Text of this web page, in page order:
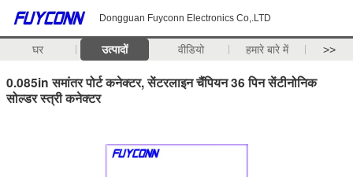
Dongguan Fuyconn Electronics Co,.LTD
घर उत्पादों वीडियो हमारे बारे में >>
0.085in समांतर पोर्ट कनेक्टर, सेंटरलाइन चैंपियन 36 पिन सेंटीनोनिक
सोल्डर स्त्री कनेक्टर